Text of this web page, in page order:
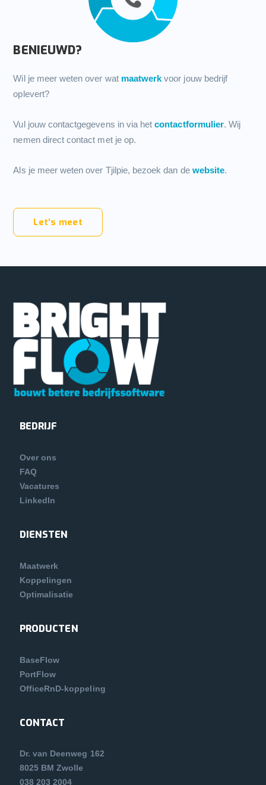
BENIEUWD?
Wil je meer weten over wat maatwerk voor jouw bedrijf
oplevert?
Vul jouw contactgegevens in via hetcontactformulier. Wij
nemen direct contact met je op.
Als je meer weten over Tjilpie, bezoek dan de website.
Let's meet
BEDRIJF
Over ons
FAQ
Vacatures
LinkedIn
DIENSTEN
Maatwerk
Koppelingen
Optimalisatie
PRODUCTEN
BaseFlow
PortFlow
OfficeRnD-koppeling
CONTACT
Dr. van Deenweg 162
8025 BM Zwolle
038 203 2004